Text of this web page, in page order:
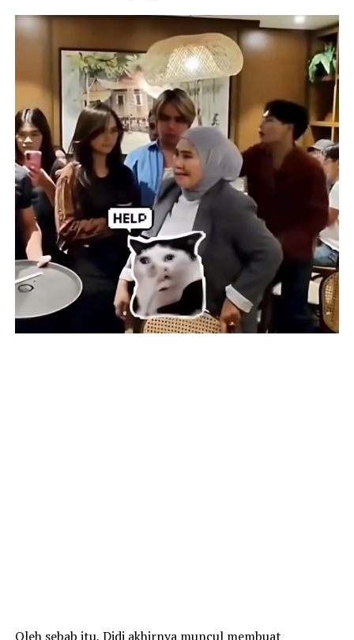
Oleh sebab itu, Didi akhirnya muncul membuat